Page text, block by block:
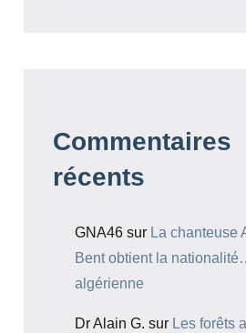
Commentaires
récents
GNA46 sur La chanteuse
Bent obtient la
algérienne
Dr Alain G. sur Les forêts